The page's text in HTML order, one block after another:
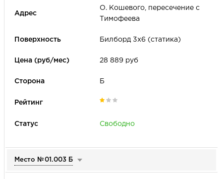
О. Кошевого, пересечение с
Тимофеева
Билборд 3х6 (статика)
28 889 руб
Б
Свободно
Место №01.003 Б